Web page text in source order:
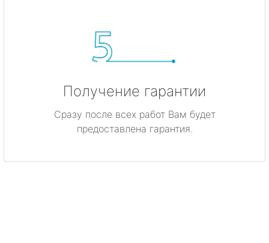
Получение гарантии
Сразу после всех работ Вам будет
предоставлена гарантия.